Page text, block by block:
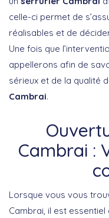
celle-ci permet de
réalisables et de
Une fois que
appellerons afin de
sérieux et de la qualité
Cambrai.
Cambrai :
Lorsque vous vous
Cambrai, il est